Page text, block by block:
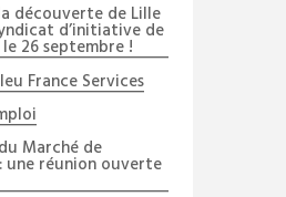
découverte de Lille
d’initiative de
26 septembre !
France Services
Marché de
une réunion ouverte